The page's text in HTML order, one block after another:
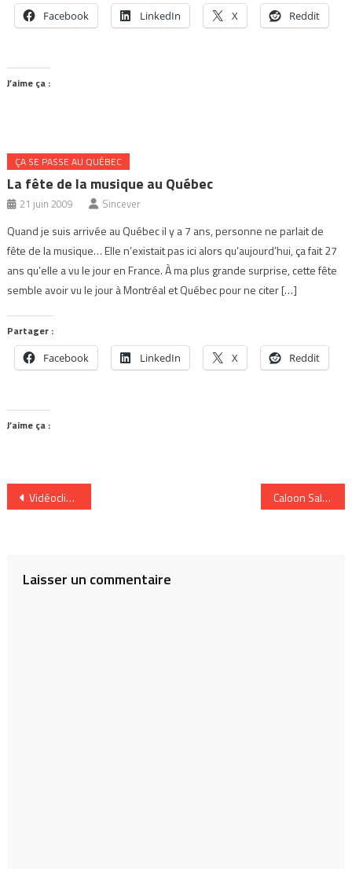
Facebook LinkedIn X Reddit
J’aime ça :
ÇA SE PASSE AU QUÉBEC
La fête de la musique au Québec
21 juin 2009 Sincever
Quand je suis arrivée au Québec il y a 7 ans, personne ne parlait de
fête de la musique… Elle n’existait pas ici alors qu’aujourd’hui, ça fait 27
ans qu’elle a vu le jour en France. À ma plus grande surprise, cette fête
semble avoir vu le jour à Montréal et Québec pour ne citer […]
Partager :
Facebook LinkedIn X Reddit
J’aime ça :
Navigation
Vidéoclip et créativité Caloon Saloon dans un canton de l’est près de chez vous
Laisser un commentaire